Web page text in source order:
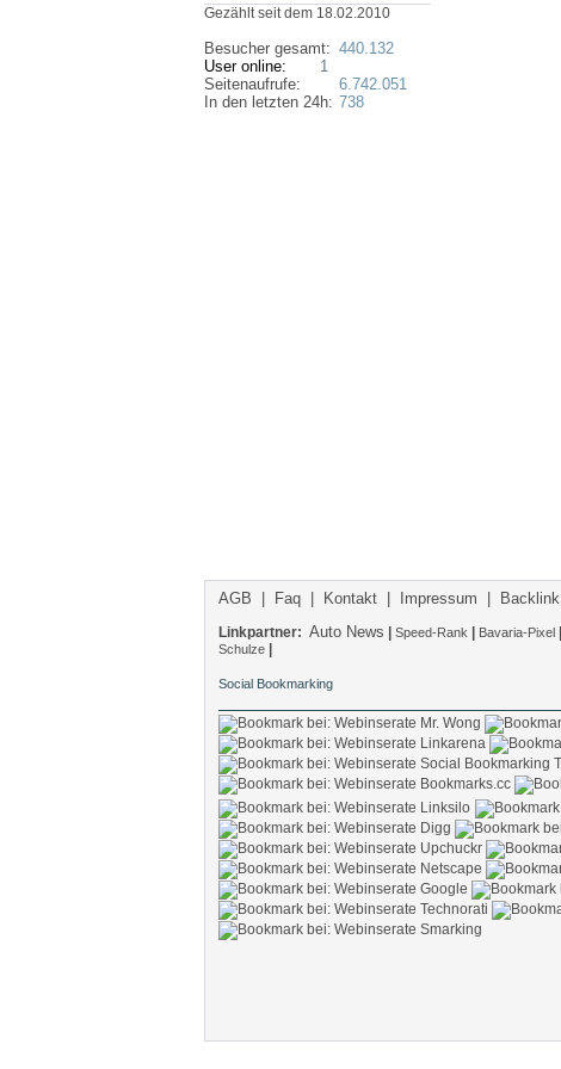
Gezählt seit dem 18.02.2010
Besucher gesamt:
User online: 1
Seitenaufrufe:
In den letzten 24h:
440.132
6.742.051
738
AGB Faq Kontakt Impressum Backlink
Linkpartner: Auto News Speed-Rank Bavaria-Pixel
Schulze
Social Bookmarking